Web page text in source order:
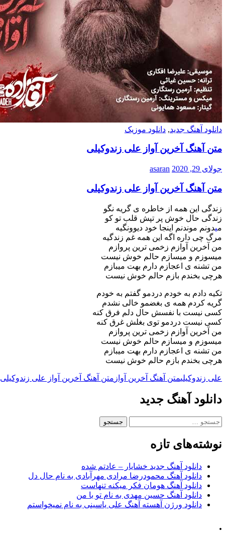
دانلود آهنگ جدید, دانلود موزیک
متن آهنگ آخرین آواز علی زندوکیلی
جولای 29, 2020 asaran
متن آهنگ آخرین آواز علی زندوکیلی
زندگی این همه از خاطره ی گریه نگو
زندگی حال خوش پر تپش قلب تو کو
میدونم موندنم اینجا خود دیوونگیه
مرگ چی داره اگه این همه غم زندگیه
من آخرین آوازم زخمی ترین پروازم
میسوزم و میسازم حالم خوش نیست
من تشنه ی اعجازم دارم بهت میبازم
هرچی بخندم بازم حالم خوش نیست
تکیه دادم به خودم دردمو گفتم به خودم
گریه کردم همه ی بغضمو خالی نشدم
کسی نیست با نفسش حال دلم فرق کنه
کسی نیست دردمو توی بغلش غرق کنه
من آخرین آوازم زخمی ترین پروازم
میسوزم و میسازم حالم خوش نیست
من تشنه ی اعجازم دارم بهت میبازم
هرچی بخندم بازم حالم خوش نیست
علی زندوکیلیمتن آهنگ آخرین آواز متن آهنگ آخرین آواز علی زندوکیلی
دانلود آهنگ جدید
جستجو
نوشته‌های تازه
دانلود آهنگ جدید خشایار – عادتم شده
دانلود آهنگ محمودرضا مرادی مهرآبادی به نام حال دل
دانلود آهنگ هومان فکر میکنه تنهاست
دانلود آهنگ حسین مهدی به نام تو با من
دانلود ورژن آهسته آهنگ علی یاسینی به نام نمیخواستم
.